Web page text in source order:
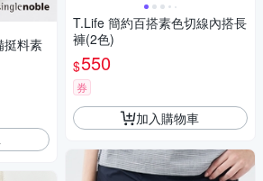
挺料素
T.Life 簡約百搭素色切線內搭長
褲(2色)
$550
券
加入購物車